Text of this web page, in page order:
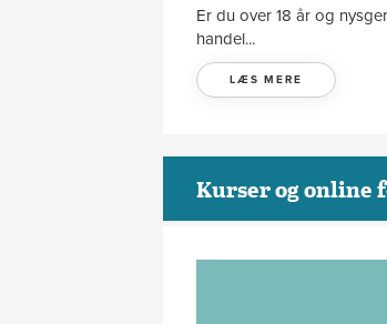
Er du over 18 år og
handel...
LÆS MERE
Kurser og online